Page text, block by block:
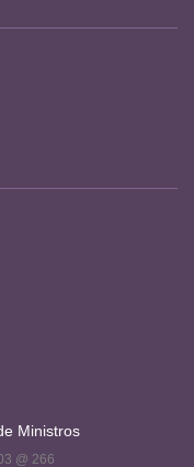
Ministros
@ 266